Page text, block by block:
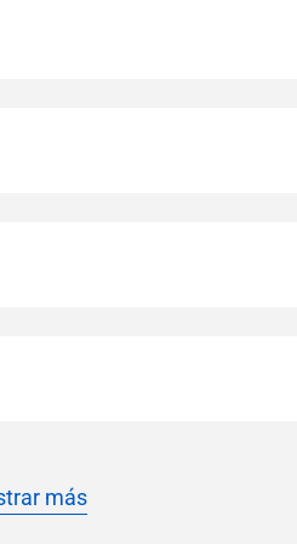
más
your device supports eSIM
tu correo electrónico